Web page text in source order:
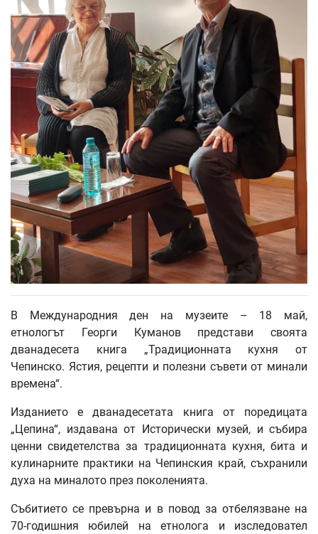
В Международния ден на музеите – 18 май,
етнологът Георги Куманов представи своята
дванадесета книга „Традиционната кухня от
Чепинско. Ястия, рецепти и полезни съвети от минали
времена“.
Изданието е дванадесетата книга от поредицата
„Цепина“, издавана от Исторически музей, и събира
ценни свидетелства за традиционната кухня, бита и
кулинарните практики на Чепинския край, съхранили
духа на миналото през поколенията.
Събитието се превърна и в повод за отбелязване на
70-годишния юбилей на етнолога и изследовател